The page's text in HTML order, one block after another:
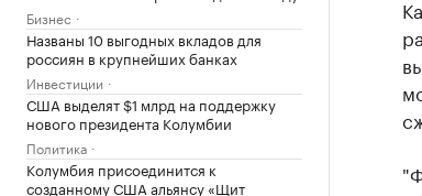
Бизнес
Названы 10 выгодных вкладов для
россиян в крупнейших банках
Инвестиции
США выделят $1 млрд на поддержку
нового президента Колумбии
Политика
Колумбия присоединится к
созданному США альянсу «Щит